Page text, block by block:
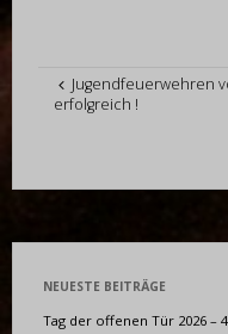
Jugendfeuerwehren
erfolgreich !
NEUESTE BEITRÄGE
Tag der offenen Tür 2026 –